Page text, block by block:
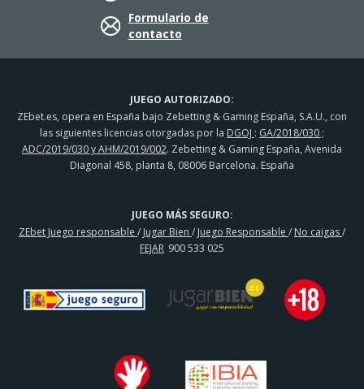
JUEGO AUTORIZADO:
ZEbet.es, opera en España bajo Zebetting & Gaming España, S.A.U., con
las siguientes licencias otorgadas por la DGOJ : GA/2018/030 ;
ADC/2019/030 y AHM/2019/002. Zebetting & Gaming España, Avenida
Diagonal 458, planta 8, 08006 Barcelona. España
JUEGO MÁS SEGURO:
ZEbet Juego responsable / Jugar Bien / Juego Responsable / No caigas/
FEJAR 900 533 025
Formulario de
contacto